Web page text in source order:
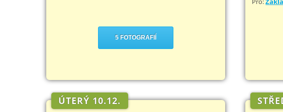
5 FOTOGRAFIÍ
ÚTERÝ 10.12.